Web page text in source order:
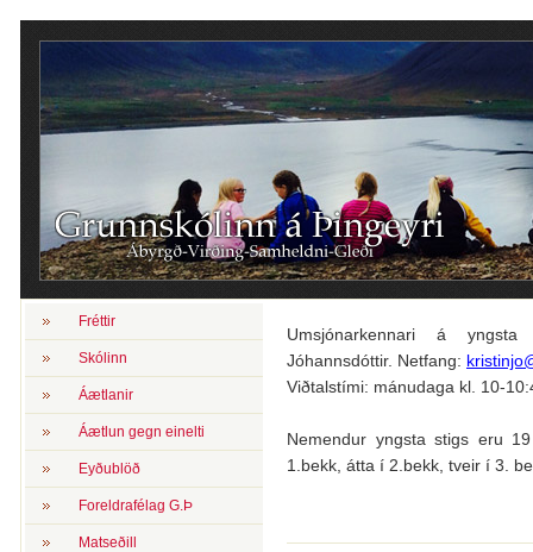
Fréttir
Skólinn
Áætlanir
Áætlun gegn einelti
Eyðublöð
Foreldrafélag G.Þ
Matseðill
Umsjónarkennari á
Jóhannsdóttir. Netfang:
Viðtalstími: mánudaga kl. 10-
Nemendur yngsta stigs eru
1.bekk, átta í 2.bekk, tveir í 3.